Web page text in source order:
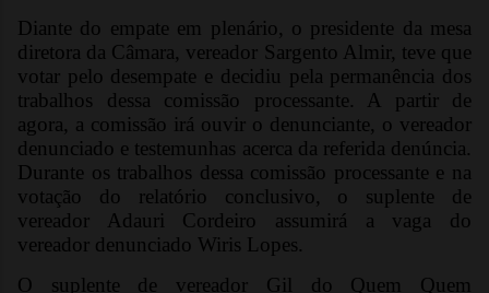
Diante do empate em plenário, o presidente da mesa
diretora da Câmara, vereador Sargento Almir, teve que
votar pelo desempate e decidiu pela permanência dos
trabalhos dessa comissão processante. A partir de
agora, a comissão irá ouvir o denunciante, o vereador
denunciado e testemunhas acerca da referida denúncia.
Durante os trabalhos dessa comissão processante e na
votação do relatório conclusivo, o suplente de
vereador Adauri Cordeiro assumirá a vaga do
vereador denunciado Wiris Lopes.
O suplente de vereador Gil do Quem Quem